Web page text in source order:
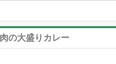
の大盛りカレー